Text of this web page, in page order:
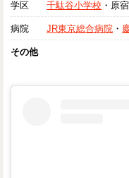
学区 千駄谷小学校 ・原
病院 JR東京総合病院 ・
その他